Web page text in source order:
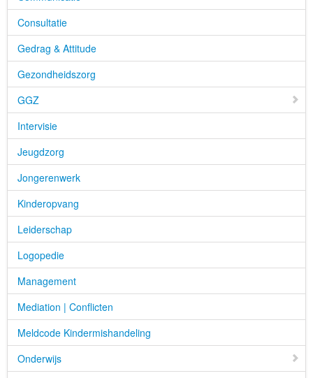
Consultatie
Gedrag & Attitude
Gezondheidszorg
GGZ
Intervisie
Jeugdzorg
Jongerenwerk
Kinderopvang
Leiderschap
Logopedie
Management
Mediation | Conflicten
Meldcode Kindermishandeling
Onderwijs